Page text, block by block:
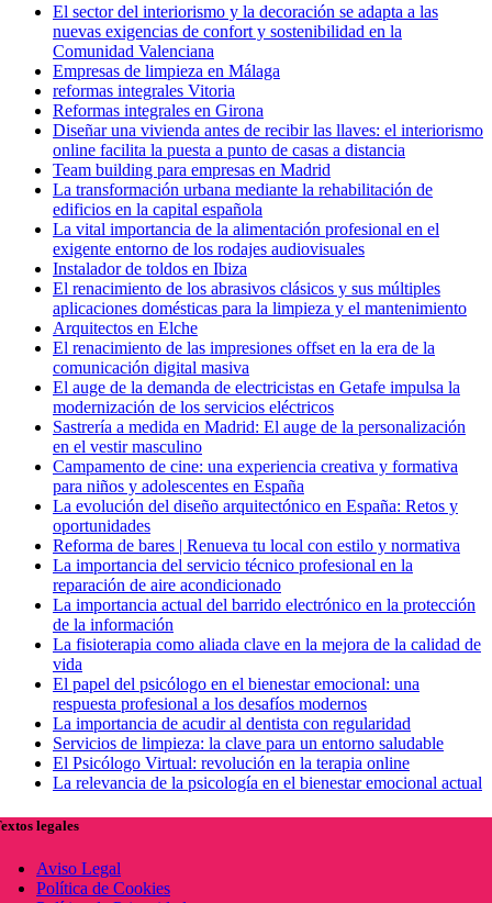
El sector del interiorismo y la decoración se adapta a las
nuevas exigencias de confort y sostenibilidad en la
Comunidad Valenciana
Empresas de limpieza en Málaga
reformas integrales Vitoria
Reformas integrales en Girona
Diseñar una vivienda antes de recibir las llaves: el interiorismo
online facilita la puesta a punto de casas a distancia
Team building para empresas en Madrid
La transformación urbana mediante la rehabilitación de
edificios en la capital española
La vital importancia de la alimentación profesional en el
exigente entorno de los rodajes audiovisuales
Instalador de toldos en Ibiza
El renacimiento de los abrasivos clásicos y sus múltiples
aplicaciones domésticas para la limpieza y el mantenimiento
Arquitectos en Elche
El renacimiento de las impresiones offset en la era de la
comunicación digital masiva
El auge de la demanda de electricistas en Getafe impulsa la
modernización de los servicios eléctricos
Sastrería a medida en Madrid: El auge de la personalización
en el vestir masculino
Campamento de cine: una experiencia creativa y formativa
para niños y adolescentes en España
La evolución del diseño arquitectónico en España: Retos y
oportunidades
Reforma de bares | Renueva tu local con estilo y normativa
La importancia del servicio técnico profesional en la
reparación de aire acondicionado
La importancia actual del barrido electrónico en la protección
de la información
La fisioterapia como aliada clave en la mejora de la calidad de
vida
El papel del psicólogo en el bienestar emocional: una
respuesta profesional a los desafíos modernos
La importancia de acudir al dentista con regularidad
Servicios de limpieza: la clave para un entorno saludable
El Psicólogo Virtual: revolución en la terapia online
La relevancia de la psicología en el bienestar emocional actual
legales
Aviso Legal
Política de Cookies